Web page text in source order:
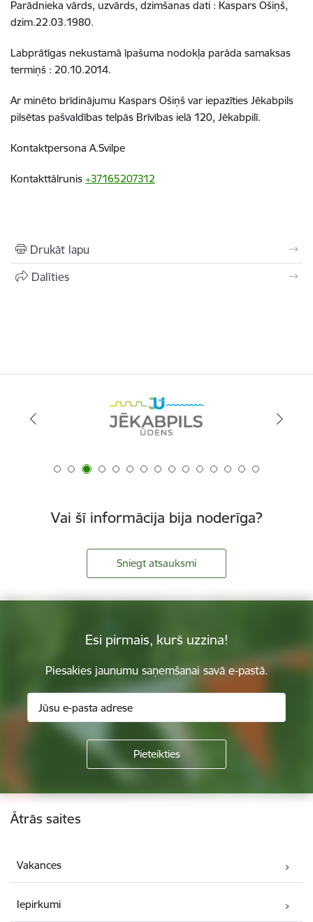
Parādnieka vārds, uzvārds, dzimšanas dati : Kaspars Ošiņš,
dzim.22.03.1980.
Labprātīgas nekustamā īpašuma nodokļa parāda samaksas
termiņš : 20.10.2014.
Ar minēto brīdinājumu Kaspars Ošiņš var iepazīties Jēkabpils
pilsētas pašvaldības telpās Brīvības ielā 120, Jēkabpilī.
Kontaktpersona A.Svilpe
Kontakttālrunis +37165207312
Drukāt lapu
Dalīties
Vai šī informācija bija noderīga?
Sniegt atsauksmi
Esi pirmais, kurš uzzina!
Piesakies jaunumu saņemšanai savā e-pastā.
Kājene
Ātrās saites
Vakances
Iepirkumi